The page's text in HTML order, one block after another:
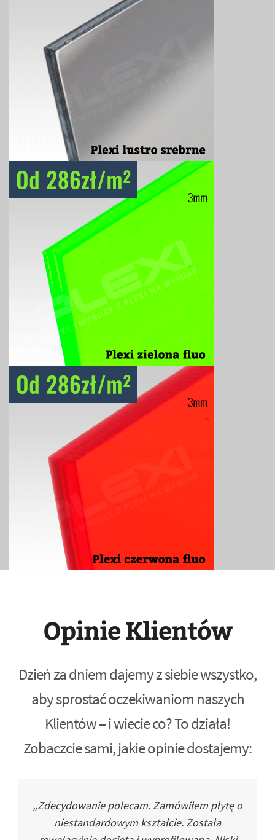
Opinie Klientów
Dzień za dniem dajemy z siebie wszystko,
aby sprostać oczekiwaniom naszych
Klientów – i wiecie co? To działa!
Zobaczcie sami, jakie opinie dostajemy:
„Zdecydowanie polecam. Zamówiłem płytę o
niestandardowym kształcie. Została